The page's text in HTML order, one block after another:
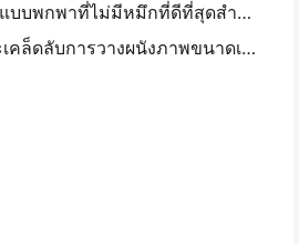
เครื่องพิมพ์แบบพกพาที่ไม่มีหมึกที่ดีที่สุดสําหรับการเดินทาง, โรงเรียน, และงานมือถือ: Hanin MT620 Pro รีวิว
แนวคิดและเคล็ดลับการวางผนังภาพขนาดเล็กสำหรับการตกแต่งห้องนอนและห้องพัก